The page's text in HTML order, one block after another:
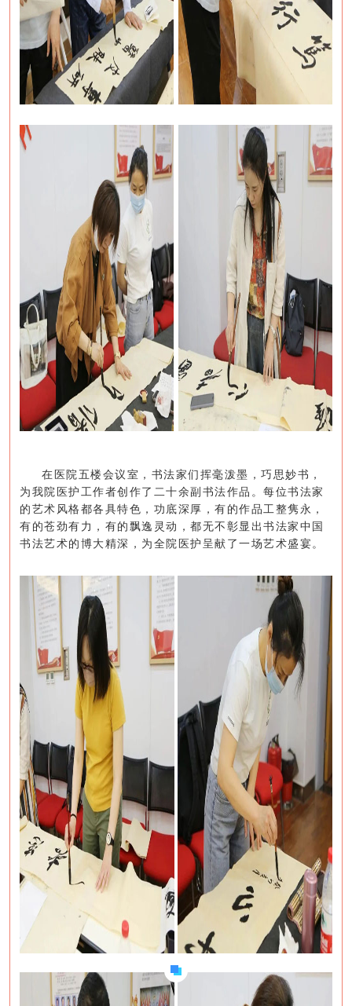
在医院五楼会议室，书法家们挥毫泼墨，巧思妙书，
为我院医护工作者创作了二十余副书法作品。每位书法家
的艺术风格都各具特色，功底深厚，有的作品工整隽永，
有的苍劲有力，有的飘逸灵动，都无不彰显出书法家中国
书法艺术的博大精深，为全院医护呈献了一场艺术盛宴。